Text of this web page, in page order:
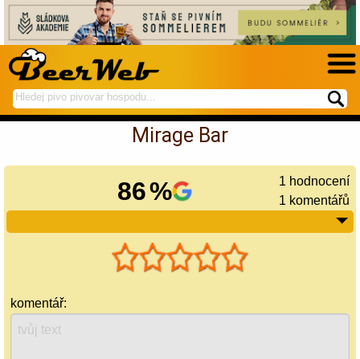
hledej
na
spustí
hledání
Mirage Bar
86% 1 hodnocení
1 komentářů
komentář: